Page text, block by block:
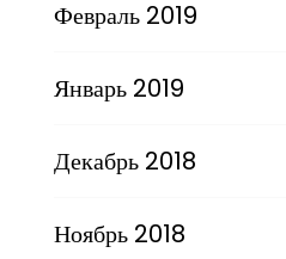
Февраль 2019
Январь 2019
Декабрь 2018
Ноябрь 2018